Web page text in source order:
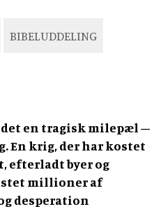
BIBELUDDELING
en tragisk milepæl –
En krig, der har kostet
efterladt byer og
millioner af
desperation